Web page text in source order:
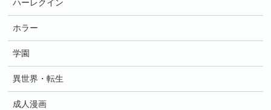
ハーレクイン
ホラー
学園
異世界・転生
成人漫画